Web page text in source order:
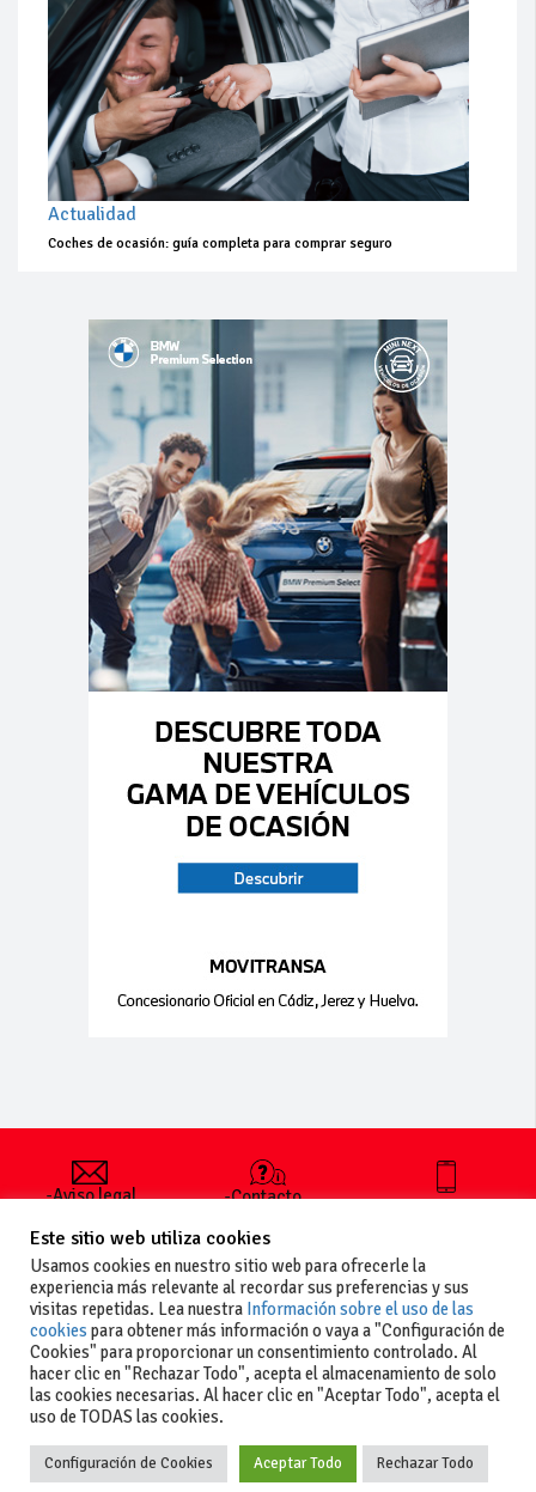
Actualidad
Coches de ocasión: guía completa para comprar seguro
-Aviso legal
generales
de uso
-Política de
privacidad
-Política de
cookies
-Contacto
publicar un
anuncio
-Vende+
+34 627 35
Copyright La guia del motor
Este sitio web utiliza cookies
Usamos cookies en nuestro sitio web para ofrecerle la
experiencia más relevante al recordar sus preferencias y sus
visitas repetidas. Lea nuestra Información sobre el uso de las
cookies para obtener más información o vaya a "Configuración de
Cookies" para proporcionar un consentimiento controlado. Al
hacer clic en "Rechazar Todo", acepta el almacenamiento de solo
las cookies necesarias. Al hacer clic en "Aceptar Todo", acepta el
uso de TODAS las cookies.
Configuración de Cookies Aceptar Todo Rechazar Todo